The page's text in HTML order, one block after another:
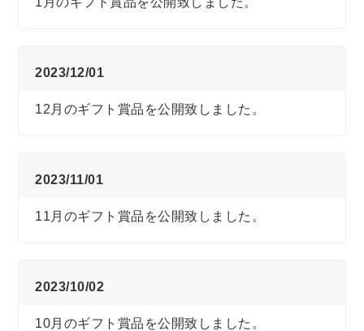
2023/12/01
12月のギフト賞品を公開致しました。
2023/11/01
11月のギフト賞品を公開致しました。
2023/10/02
10月のギフト賞品を公開致しました。